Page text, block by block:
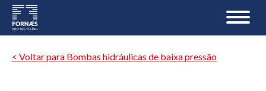
< Voltar para Bombas hidráulicas de baixa pressão